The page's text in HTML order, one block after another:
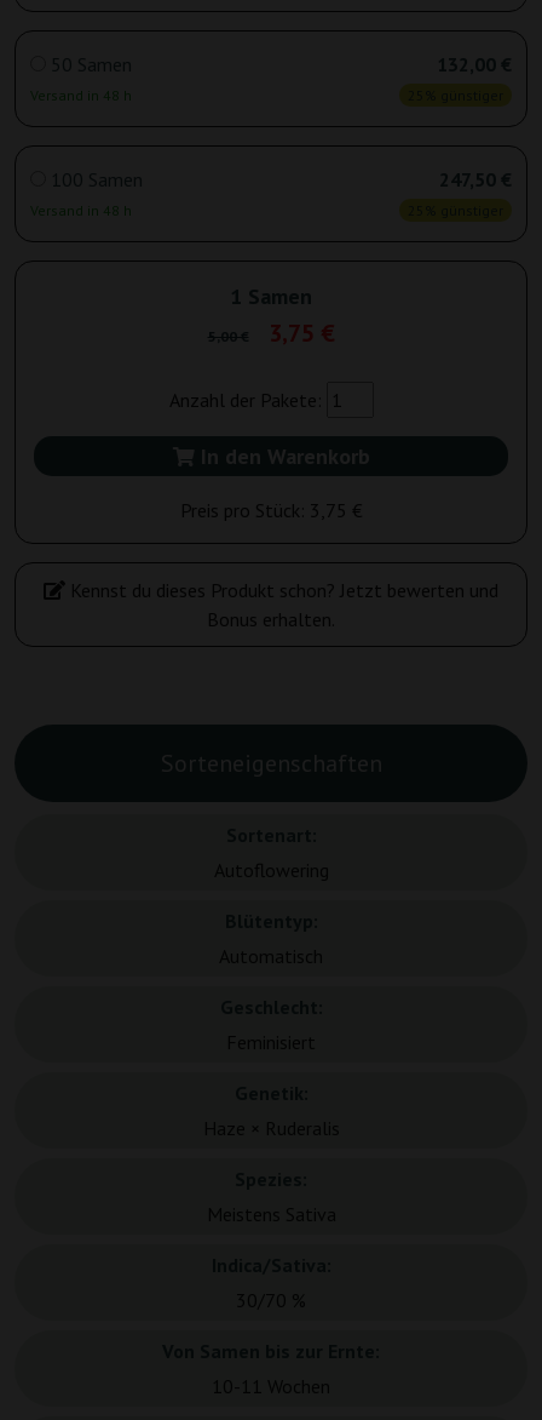
50 Samen
Versand in 48 h
132,00 €
100 Samen
Versand in 48 h
247,50 €
1 Samen
5,00 € 3,75 €
Anzahl der Pakete:
In den Warenkorb
Preis pro Stück: 3,75 €
Kennst du dieses Produkt schon? Jetzt bewerten und
Bonus erhalten.
Sorteneigenschaften